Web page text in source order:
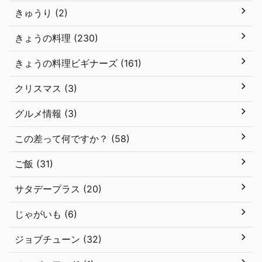
きゅうり (2)
きょうの料理 (230)
きょうの料理ビギナーズ (161)
クリスマス (3)
グルメ情報 (3)
この差って何ですか？ (58)
ご飯 (31)
サタデープラス (20)
じゃがいも (6)
ジョブチューン (32)